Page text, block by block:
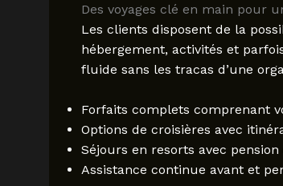
Des voyages clé en main pour
Les clients disposent de la
hébergement, activités et
fluide sans les tracas d’une
Forfaits complets comprenant
Options de croisières avec
Séjours en resorts avec
Assistance continue avant et